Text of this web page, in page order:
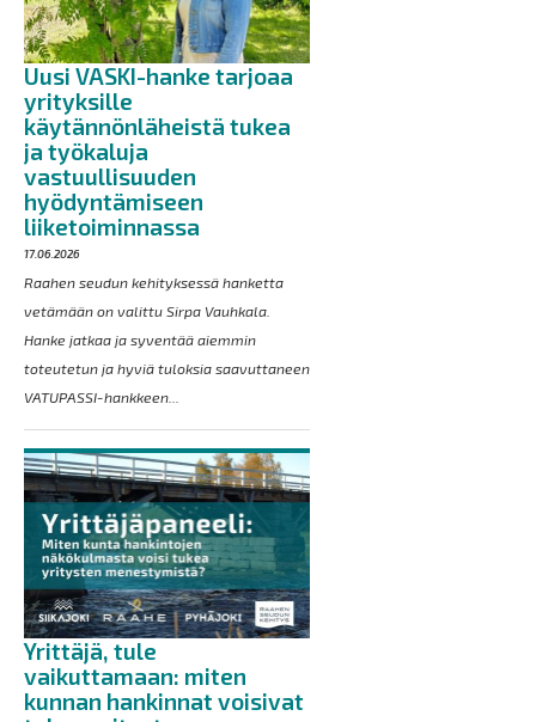
Uusi VASKI-hanke tarjoaa
yrityksille
käytännönläheistä tukea
ja työkaluja
vastuullisuuden
hyödyntämiseen
liiketoiminnassa
17.06.2026
Raahen seudun kehityksessä hanketta
vetämään on valittu Sirpa Vauhkala.
Hanke jatkaa ja syventää aiemmin
toteutetun ja hyviä tuloksia saavuttaneen
VATUPASSI-hankkeen...
Yrittäjä, tule
vaikuttamaan: miten
kunnan hankinnat voisivat